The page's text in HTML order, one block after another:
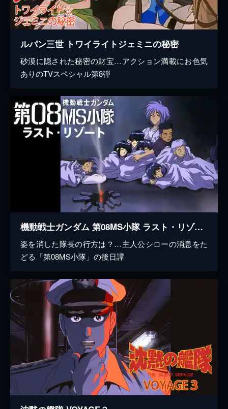
ルパン三世 トワイライトジェミニの秘密
砂漠に隠された秘密の財宝…アクション満載にお色気
ありのTVスペシャル第8弾
機動戦士ガンダム 第08MS小隊 ラスト・リゾート
姿を消した隊長の行方は？…主人公シローの消息をた
どる「第08MS小隊」の後日譚